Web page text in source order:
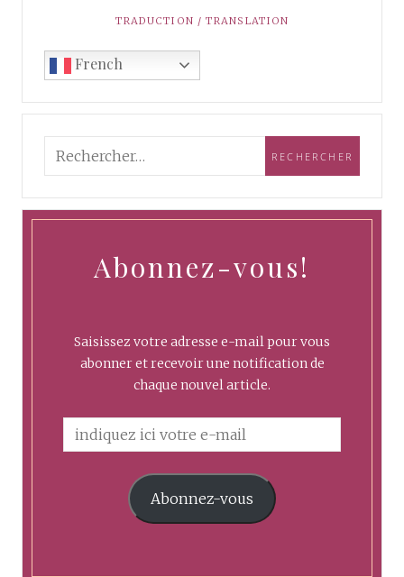
TRADUCTION / TRANSLATION
French
Abonnez-vous!
Saisissez votre adresse e-mail pour vous
abonner et recevoir une notification de
chaque nouvel article.
Abonnez-vous